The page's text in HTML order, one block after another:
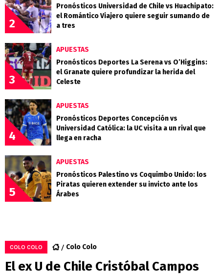
2
Pronósticos Universidad de Chile vs Huachipato:
el Romántico Viajero quiere seguir sumando de
a tres
3
APUESTAS
Pronósticos Deportes La Serena vs O’Higgins:
el Granate quiere profundizar la herida del
Celeste
4
APUESTAS
Pronósticos Deportes Concepción vs
Universidad Católica: la UC visita a un rival que
llega en racha
5
APUESTAS
Pronósticos Palestino vs Coquimbo Unido: los
Piratas quieren extender su invicto ante los
Árabes
COLO COLO Colo Colo
El ex U de Chile Cristóbal Campos